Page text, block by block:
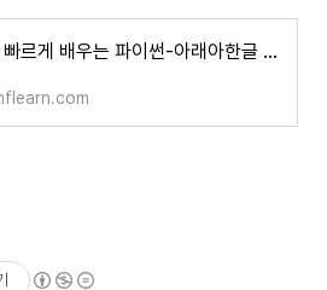
움짤로 빠르게 배우는 파이썬-아래아한글 자동화 레시피 - 인프런 | 강의